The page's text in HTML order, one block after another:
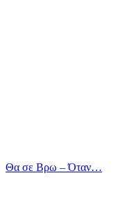
Θα σε Βρω – Όταν…